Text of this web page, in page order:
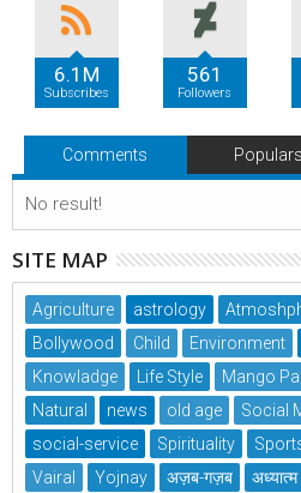
6.1M
Subscribes
561
Followers
Comments Populars
No result!
SITE MAP
Agriculture astrology
Bollywood
Child Environment
Knowladge
Life Style Mango
Natural
news old age Social
social-service
Spirituality
Vairal
Yojnay अज़ब-गज़ब अध्यात्म